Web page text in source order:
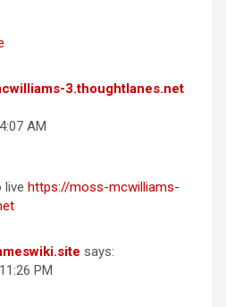
3.thoughtlanes.net
AM
live https://moss-mcwilliams-
says:
PM